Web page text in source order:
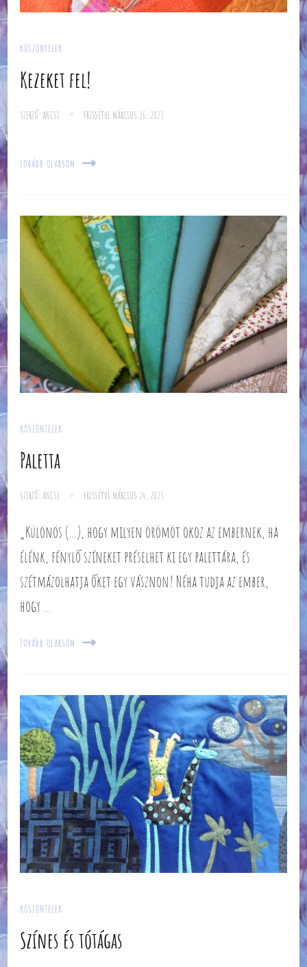
KÖSZÖNTELEK
Kezeket fel!
SZERZŐ: ANCSI FRISSÍTVE MÁRCIUS 26, 2023
TOVÁBB OLVASOM
KÖSZÖNTELEK
Paletta
SZERZŐ: ANCSI FRISSÍTVE MÁRCIUS 24, 2023
„Különös (…), hogy milyen örömöt okoz az embernek, ha
élénk, fénylő színeket préselhet ki egy palettára, és
szétmázolhatja őket egy vásznon! Néha tudja az ember,
hogy …
TOVÁBB OLVASOM
KÖSZÖNTELEK
Színes és tótágas